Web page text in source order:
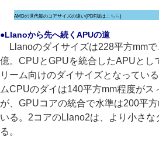
AMDの世代毎のコアサイズの違い(PDF版は こちら)
●Llanoから先へ続くAPUの道
Llanoのダイサイズは228平方mm
億。CPUとGPUを統合したAPUとし
リーム向けのダイサイズとなってい
ムCPUのダイは140平方mm程度がス
が、GPUコアの統合で水準は200平
いる。2コアのLlano2は、より小さ
る。